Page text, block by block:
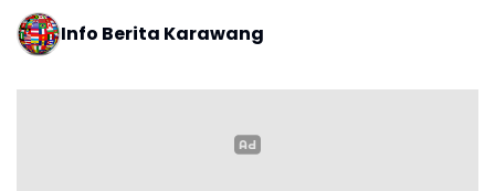
Info Berita Karawang